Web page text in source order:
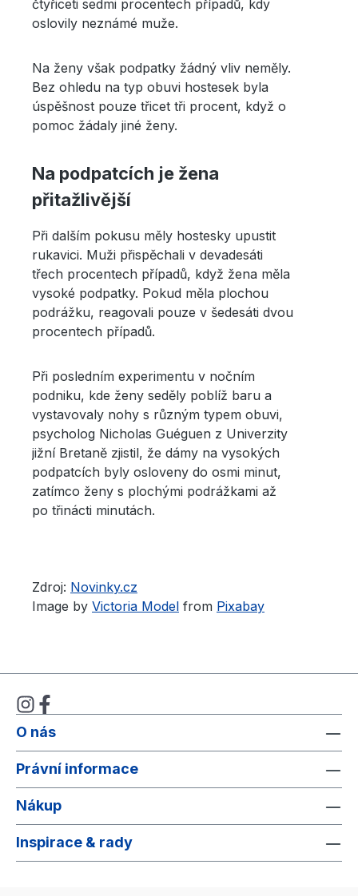
čtyřiceti sedmi procentech případů, kdy
oslovily neznámé muže.
Na ženy však podpatky žádný vliv neměly.
Bez ohledu na typ obuvi hostesek byla
úspěšnost pouze třicet tři procent, když o
pomoc žádaly jiné ženy.
Na podpatcích je žena
přitažlivější
Při dalším pokusu měly hostesky upustit
rukavici. Muži přispěchali v devadesáti
třech procentech případů, když žena měla
vysoké podpatky. Pokud měla plochou
podrážku, reagovali pouze v šedesáti dvou
procentech případů.
Při posledním experimentu v nočním
podniku, kde ženy seděly poblíž baru a
vystavovaly nohy s různým typem obuvi,
psycholog Nicholas Guéguen z Univerzity
jižní Bretaně zjistil, že dámy na vysokých
podpatcích byly osloveny do osmi minut,
zatímco ženy s plochými podrážkami až
po třinácti minutách.
Zdroj: Novinky.cz
Image by Victoria Model from Pixabay
O nás
Právní informace
Nákup
Inspirace & rady